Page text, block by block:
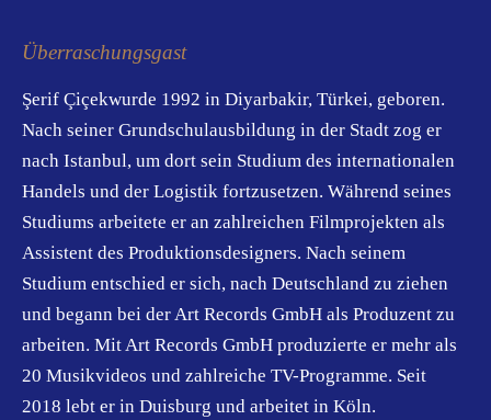
Überraschungsgast
Şerif Çiçekwurde 1992 in Diyarbakir, Türkei, geboren.
Nach seiner Grundschulausbildung in der Stadt zog er
nach Istanbul, um dort sein Studium des internationalen
Handels und der Logistik fortzusetzen. Während seines
Studiums arbeitete er an zahlreichen Filmprojekten als
Assistent des Produktionsdesigners. Nach seinem
Studium entschied er sich, nach Deutschland zu ziehen
und begann bei der Art Records GmbH als Produzent zu
arbeiten. Mit Art Records GmbH produzierte er mehr als
20 Musikvideos und zahlreiche TV-Programme. Seit
2018 lebt er in Duisburg und arbeitet in Köln.